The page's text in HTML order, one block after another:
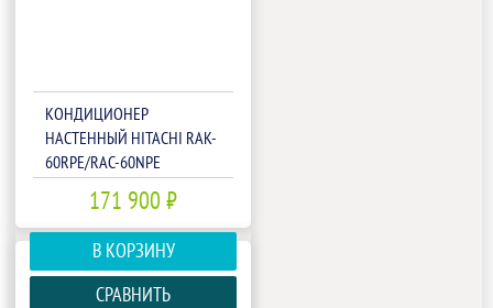
КОНДИЦИОНЕР
НАСТЕННЫЙ HITACHI RAK-
60RPE/RAC-60NPE
171 900 ₽
В КОРЗИНУ
СРАВНИТЬ